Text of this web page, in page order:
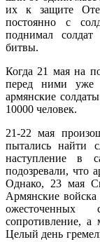
их к защите
постоянно с
поднимал
битвы.
Когда 21 мая на
перед ними уже
армянские
10000 человек.
21-22 мая
пытались найти
наступление
подозревали, что
Однако, 23 мая
Армянские войска
ожесточенных
сопротивление, а
Целый день